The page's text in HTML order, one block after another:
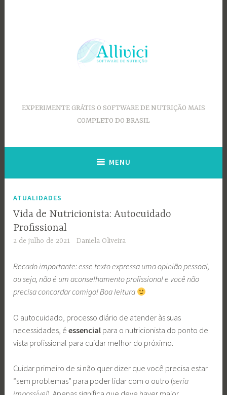
EXPERIMENTE GRÁTIS O SOFTWARE DE NUTRIÇÃO MAIS
COMPLETO DO BRASIL
MENU
ATUALIDADES
Vida de Nutricionista: Autocuidado
Profissional
2 de julho de 2021 Daniela Oliveira
Recado importante: esse texto expressa uma opinião pessoal,
ou seja, não é um aconselhamento profissional e você não
precisa concordar comigo! Boa leitura
O autocuidado, processo diário de atender às suas
necessidades, éessencial para o nutricionista do ponto de
vista profissional para cuidar melhor do próximo.
Cuidar primeiro de si não quer dizer que você precisa estar
“sem problemas” para poder lidar com o outro (seria